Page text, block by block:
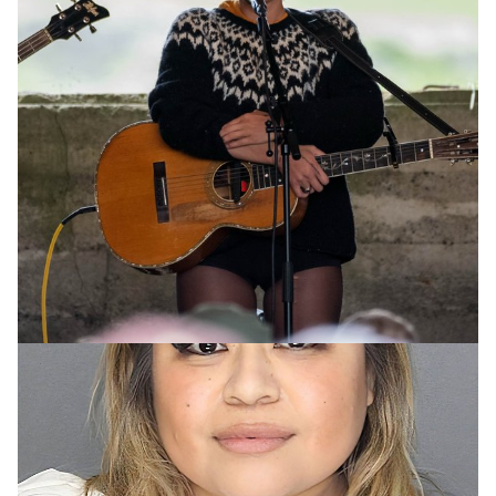
HEIMUR